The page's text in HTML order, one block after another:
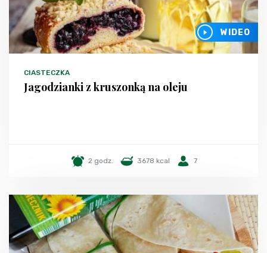
WIDEO
CIASTECZKA
Jagodzianki z kruszonką na oleju
2 godz. 3678 kcal 7